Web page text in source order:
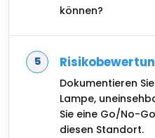
können?
Dokumentieren
Lampe,
Sie eine Go/No-
diesen Standort.